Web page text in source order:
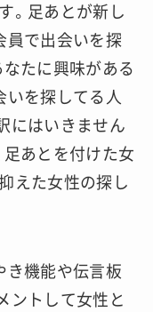
。足あとが新し
員で出会いを探
なたに興味がある
いを探してる人
にはいきません
足あとを付けた女
えた女性の探し
き機能や伝言板
ントして女性と